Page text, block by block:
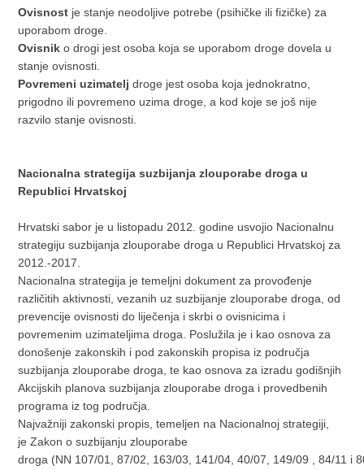
Ovisnost je stanje neodoljive potrebe (psihičke ili fizičke) za
uporabom droge.
Ovisniko drogi jest osoba koja se uporabom droge dovela u
stanje ovisnosti.
Povremeni uzimatelj droge jest osoba koja jednokratno,
prigodno ili povremeno uzima droge, a kod koje se još nije
razvilo stanje ovisnosti.
Nacionalna strategija suzbijanja zlouporabe droga u
Republici Hrvatskoj
Hrvatski sabor je u listopadu 2012. godine usvojio Nacionalnu
strategiju suzbijanja zlouporabe droga u Republici Hrvatskoj za
2012.-2017.
Nacionalna strategija je temeljni dokument za provođenje
različitih aktivnosti, vezanih uz suzbijanje zlouporabe droga, od
prevencije ovisnosti do liječenja i skrbi o ovisnicima i
povremenim uzimateljima droga. Poslužila je i kao osnova za
donošenje zakonskih i pod zakonskih propisa iz područja
suzbijanja zlouporabe droga, te kao osnova za izradu godišnjih
Akcijskih planova suzbijanja zlouporabe droga i provedbenih
programa iz tog područja.
Najvažniji zakonski propis, temeljen na Nacionalnoj strategiji,
je Zakon o suzbijanju zlouporabe
droga (NN 107/01, 87/02, 163/03, 141/04, 40/07, 149/09 , 84/11 i